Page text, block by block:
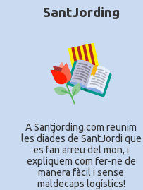
SantJording
A Santjording.com reunim
les diades de SantJordi que
es fan arreu del mon, i
expliquem com fer-ne de
manera fàcil i sense
maldecaps logí­stics!